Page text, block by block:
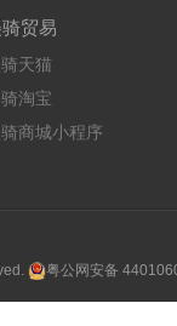
贸易
天猫
淘宝
商城小程序
粤公网安备